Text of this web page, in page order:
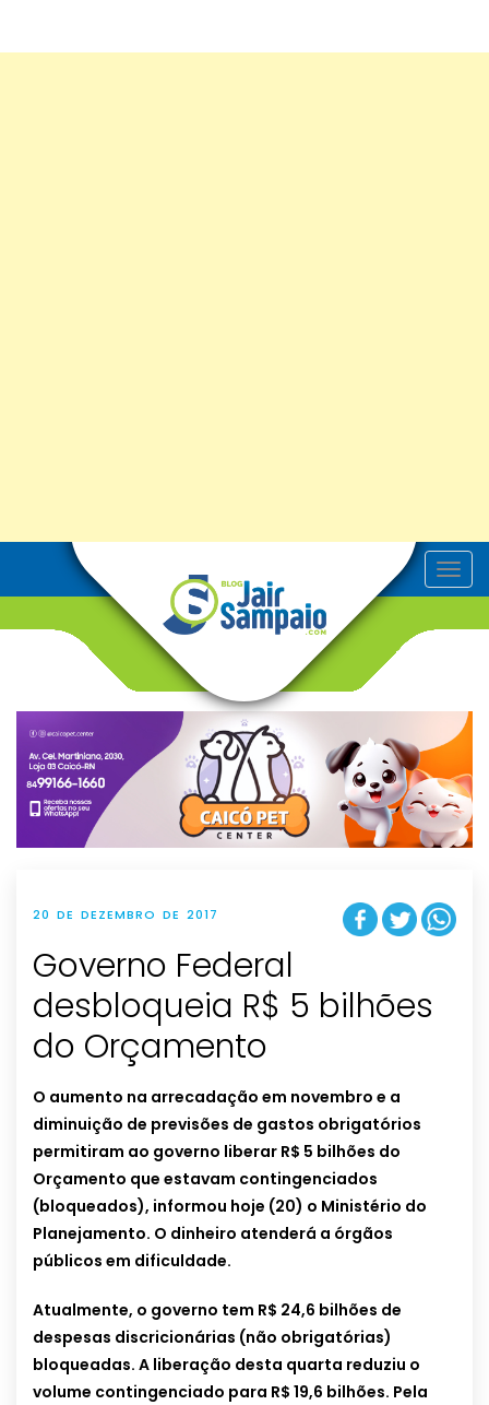
T
o
v
g
t
i
o
n
20 DE DEZEMBRO DE 2017
Governo Federal
desbloqueia R$ 5 bilhões
do Orçamento
O aumento na arrecadação em novembro e a
diminuição de previsões de gastos obrigatórios
permitiram ao governo liberar R$ 5 bilhões do
Orçamento que estavam contingenciados
(bloqueados), informou hoje (20) o Ministério do
Planejamento. O dinheiro atenderá a órgãos
públicos em dificuldade.
Atualmente, o governo tem R$ 24,6 bilhões de
despesas discricionárias (não obrigatórias)
bloqueadas. A liberação desta quarta reduziu o
volume contingenciado para R$ 19,6 bilhões. Pela